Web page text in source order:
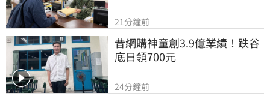
21分鐘前
昔網購神童創3.9億業績！跌谷
底日領700元
24分鐘前